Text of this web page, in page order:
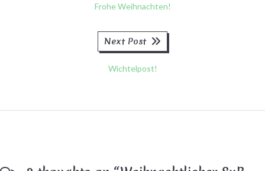
Frohe Weihnachten!
Next Post
Wichtelpost!